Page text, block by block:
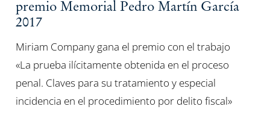
premio Memorial Pedro Martín García
2017
Miriam Company gana el premio con el trabajo
«La prueba ilícitamente obtenida en el proceso
penal. Claves para su tratamiento y especial
incidencia en el procedimiento por delito fiscal»